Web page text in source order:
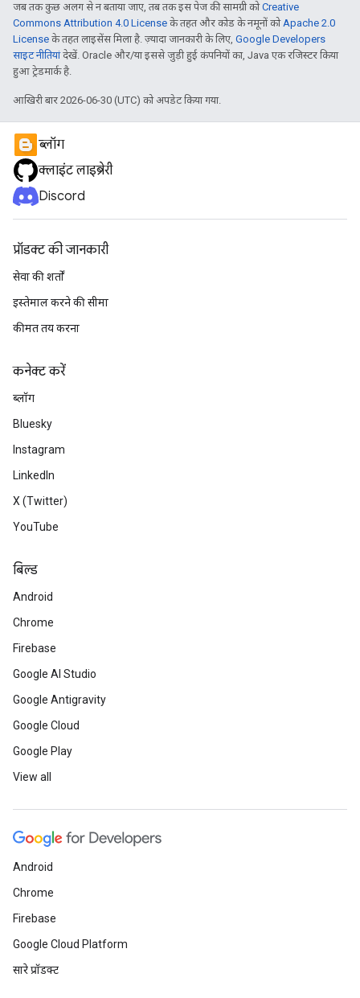
जब तक कुछ अलग से न बताया जाए, तब तक इस पेज की सामग्री कोCreative
Commons Attribution 4.0 License के तहत और कोड के नमूनों कोApache 2.0
License के तहत लाइसेंस मिला है. ज़्यादा जानकारी के लिए, Google Developers
साइट नीतियांदेखें. Oracle और/या इससे जुड़ी हुई कंपनियों का, Java एक रजिस्टर किया
हुआ ट्रेडमार्क है.
आखिरी बार 2026-06-30 (UTC) को अपडेट किया गया.
ब्लॉग
क्लाइंट लाइब्रेरी
Discord
प्रॉडक्ट की जानकारी
सेवा की शर्तों
इस्तेमाल करने की सीमा
कीमत तय करना
कनेक्ट करें
ब्लॉग
Bluesky
Instagram
LinkedIn
X (Twitter)
YouTube
बिल्ड
Android
Chrome
Firebase
Google AI Studio
Google Antigravity
Google Cloud
Google Play
View all
Android
Chrome
Firebase
Google Cloud Platform
सारे प्रॉडक्ट